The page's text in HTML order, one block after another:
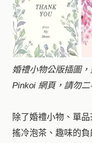
婚禮小物公版插圖
Pinkoi 網頁，請勿二
除了婚禮小物、單
搖冷泡茶、趣味的